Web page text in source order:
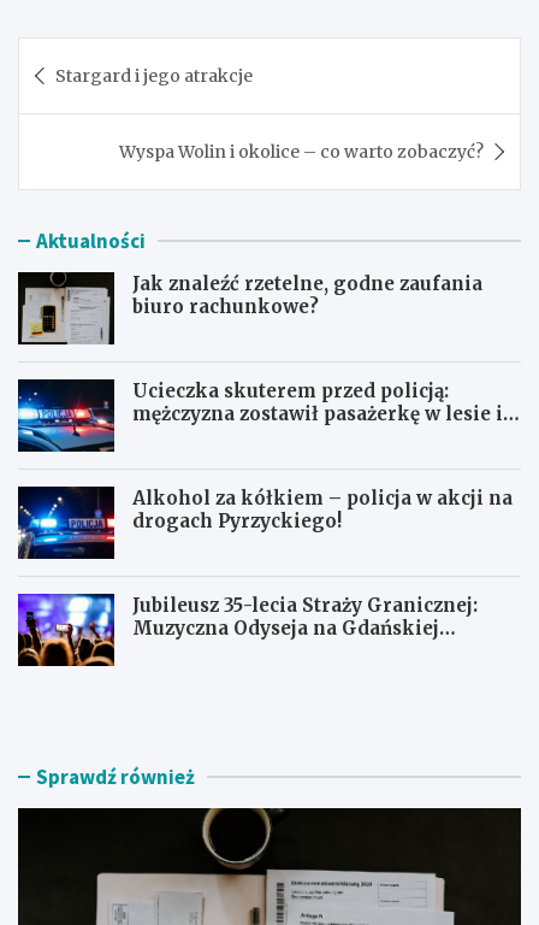
wpisu
Stargard i jego atrakcje
Wyspa Wolin i okolice – co warto zobaczyć?
Aktualności
Jak znaleźć rzetelne, godne zaufania
biuro rachunkowe?
Ucieczka skuterem przed policją:
mężczyzna zostawił pasażerkę w lesie i
Alkohol za kółkiem – policja w akcji na
drogach Pyrzyckiego!
Jubileusz 35-lecia Straży Granicznej:
Muzyczna Odyseja na Gdańskiej
J
a
U
z Sprawdź również